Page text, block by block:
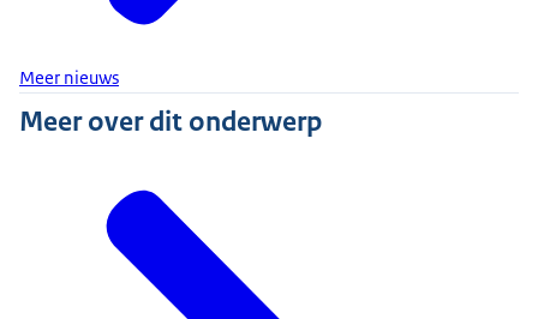
Meer nieuws
Meer over dit onderwerp